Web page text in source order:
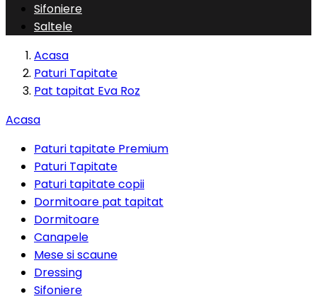
Sifoniere
Saltele
Acasa
Paturi Tapitate
Pat tapitat Eva Roz
Acasa
Paturi tapitate Premium
Paturi Tapitate
Paturi tapitate copii
Dormitoare pat tapitat
Dormitoare
Canapele
Mese si scaune
Dressing
Sifoniere